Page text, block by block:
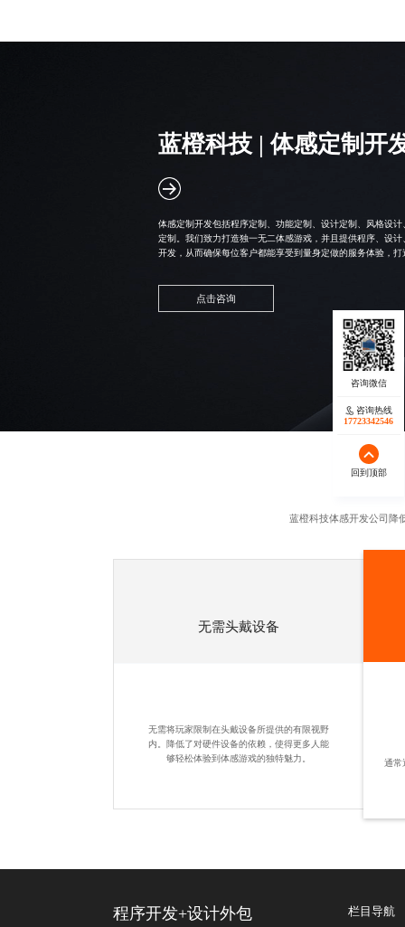
蓝橙科技 |体感定制开
体感定制开发包括程序定制、功能定制、设计定制、风格设
定制。我们致力打造独一无二体感游戏，并且提供程序、设
开发，从而确保每位客户都能享受到量身定做的服务体验，
点击咨询
蓝橙科技体感开发公司降
无需头戴设备
无需将玩家限制在头戴设备所提供的有限视野
内。降低了对硬件设备的依赖，使得更多人能
够轻松体验到体感游戏的独特魅力。
通常
咨询热线
17723342546
回到顶部
程序开发+设计外包 栏目导航